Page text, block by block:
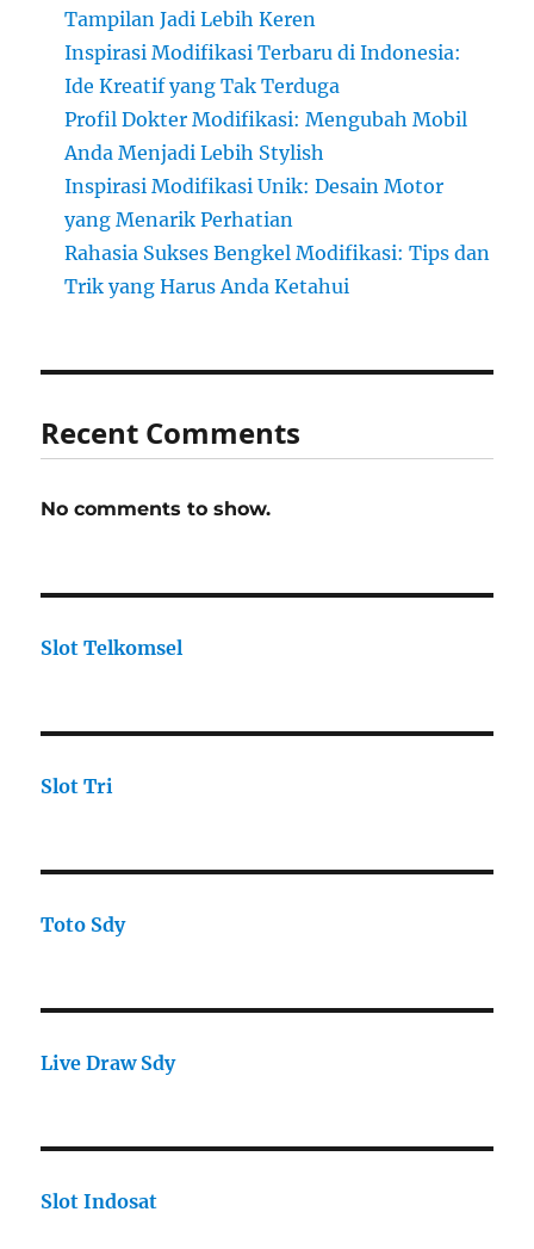
Tampilan Jadi Lebih Keren
Inspirasi Modifikasi Terbaru di Indonesia:
Ide Kreatif yang Tak Terduga
Profil Dokter Modifikasi: Mengubah Mobil
Anda Menjadi Lebih Stylish
Inspirasi Modifikasi Unik: Desain Motor
yang Menarik Perhatian
Rahasia Sukses Bengkel Modifikasi: Tips dan
Trik yang Harus Anda Ketahui
Recent Comments
No comments to show.
Slot Telkomsel
Slot Tri
Toto Sdy
Live Draw Sdy
Slot Indosat